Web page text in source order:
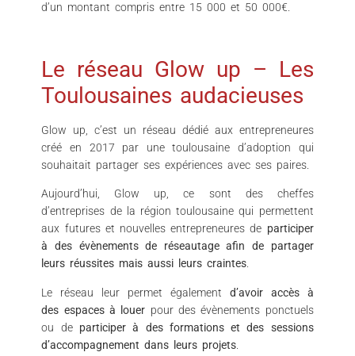
d’un montant compris entre 15 000 et 50 000€.
Le réseau Glow up – Les
Toulousaines audacieuses
Glow up, c’est un réseau dédié aux entrepreneures
créé en 2017 par une toulousaine d’adoption qui
souhaitait partager ses expériences avec ses paires.
Aujourd’hui, Glow up, ce sont des cheffes
d’entreprises de la région toulousaine qui permettent
aux futures et nouvelles entrepreneures de participer
à des évènements de réseautage afin de partager
leurs réussites mais aussi leurs craintes.
Le réseau leur permet également d’avoir accès à
des espaces à louer pour des évènements ponctuels
ou de participer à des formations et des sessions
d’accompagnement dans leurs projets